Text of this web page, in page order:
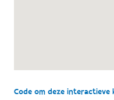
Code om deze